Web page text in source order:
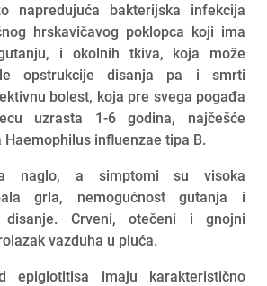
napredujuća bakterijska infekcija
hrskavičavog poklopca koji ima
i okolnih tkiva, koja može
opstrukcije disanja pa i smrti
bolest, koja pre svega pogađa
uzrasta 1-6 godina, najčešće
influenzae tipa B.
naglo, a simptomi su visoka
grla, nemogućnost gutanja i
disanje. Crveni, otečeni i gnojni
vazduha u pluća.
epiglotitisa imaju karakteristično